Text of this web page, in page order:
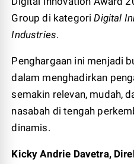
Group di kategoriDigital
Industries.
Penghargaan ini menjadi
dalam menghadirkan
semakin relevan, mudah,
nasabah di tengah
dinamis.
Kicky Andrie Davetra,